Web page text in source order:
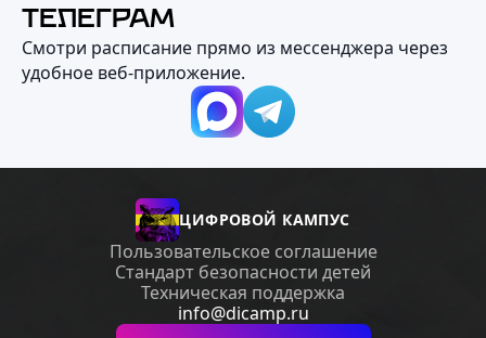
ТЕЛЕГРАМ
Смотри расписание прямо из мессенджера через
удобное веб‑приложение.
ЦИФРОВОЙ КАМПУС
Пользовательское соглашение
Стандарт безопасности детей
Техническая поддержка
info@dicamp.ru